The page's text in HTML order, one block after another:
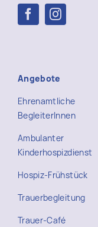
Angebote
Ehrenamtliche
BegleiterInnen
Ambulanter
Kinderhospizdienst
Hospiz-Frühstück
Trauerbegleitung
Trauer-Café